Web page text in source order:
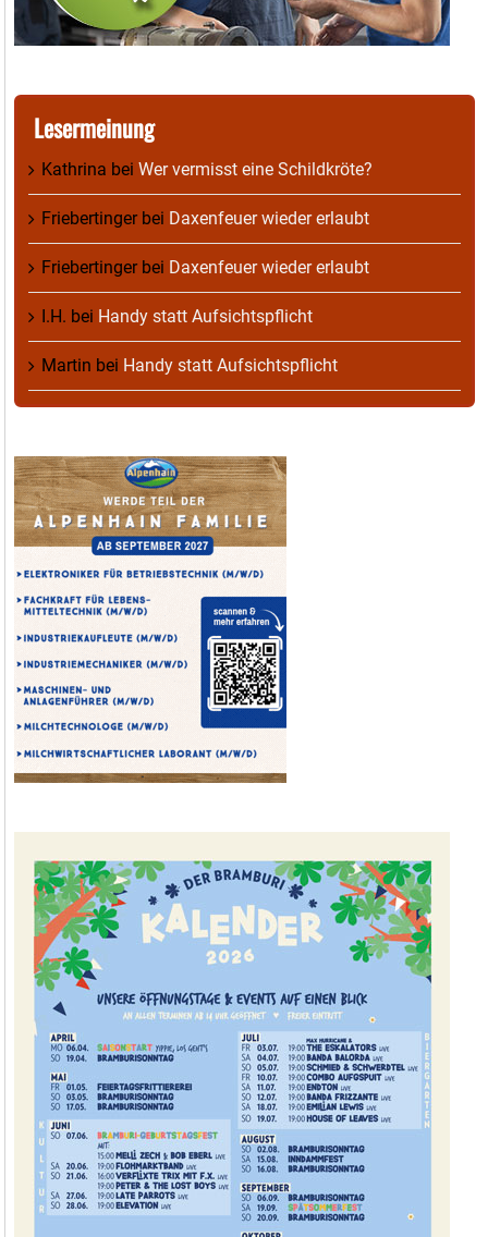
Lesermeinung
Kathrina bei Wer vermisst eine Schildkröte?
Friebertingerbei Daxenfeuer wieder erlaubt
Friebertingerbei Daxenfeuer wieder erlaubt
I.H. bei Handy statt Aufsichtspflicht
Martin bei Handy statt Aufsichtspflicht